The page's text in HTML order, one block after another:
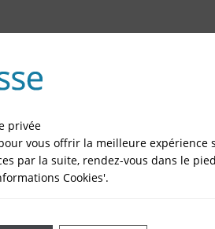
Patrimoine - TUP)
privée
vous offrir la meilleure expérience
par la suite, rendez-vous dans le
Cookies'.